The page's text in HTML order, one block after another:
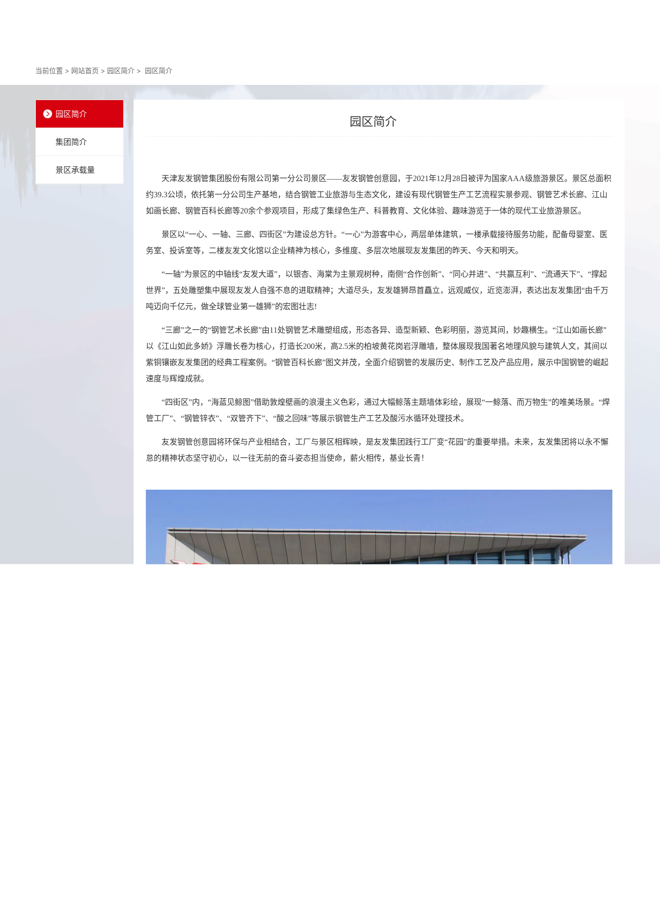
当前位置 > 网站首页 > 园区简介 > 园区简介
园区简介
集团简介
景区承载量
园区简介
天津友发钢管集团股份有限公司第一分公司景区——友发钢管创意园，于2021年12月28日被评为国家AAA级旅游景区。景区总面积
约39.3公顷，依托第一分公司生产基地，结合钢管工业旅游与生态文化，建设有现代钢管生产工艺流程实景参观、钢管艺术长廊、江山
如画长廊、钢管百科长廊等20余个参观项目，形成了集绿色生产、科普教育、文化体验、趣味游览于一体的现代工业旅游景区。
景区以“一心、一轴、三廊、四街区”为建设总方针。“一心”为游客中心，两层单体建筑，一楼承载接待服务功能，配备母婴室、医
务室、投诉室等，二楼友发文化馆以企业精神为核心，多维度、多层次地展现友发集团的昨天、今天和明天。
“一轴”为景区的中轴线“友发大道”，以银杏、海棠为主景观树种，南侧“合作创新”、“同心并进”、“共赢互利”、“流通天下”、“撑起
世界”，五处雕塑集中展现友发人自强不息的进取精神；大道尽头，友发雄狮昂首矗立，远观威仪，近览澎湃，表达出友发集团“由千万
吨迈向千亿元，做全球管业第一雄狮”的宏图壮志!
“三廊”之一的“钢管艺术长廊”由11处钢管艺术雕塑组成，形态各异、造型新颖、色彩明丽，游览其间，妙趣横生。 “江山如画长廊”
以《江山如此多娇》浮雕长卷为核心，打造长200米，高2.5米的柏坡黄花岗岩浮雕墙，整体展现我国著名地理风貌与建筑人文，其间以
紫铜镶嵌友发集团的经典工程案例。“钢管百科长廊”图文并茂，全面介绍钢管的发展历史、制作工艺及产品应用，展示中国钢管的崛起
速度与辉煌成就。
“四街区”内，“海蓝见鲸图”借助敦煌壁画的浪漫主义色彩，通过大幅鲸落主题墙体彩绘，展现“一鲸落、而万物生”的唯美场景。“焊
管工厂”、“钢管锌衣”、“双管齐下”、“酸之回味”等展示钢管生产工艺及酸污水循环处理技术。
友发钢管创意园将环保与产业相结合，工厂与景区相辉映，是友发集团践行工厂变“花园”的重要举措。未来，友发集团将以永不懈
怠的精神状态坚守初心，以一往无前的奋斗姿态担当使命，薪火相传，基业长青！